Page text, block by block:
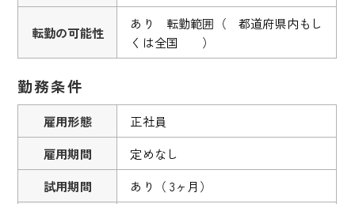
転勤の可能性
あり 転勤範囲（ 都道府県内もし
くは全国 ）
勤務条件
雇用形態
正社員
雇用期間
定めなし
試用期間
あり（ 3ヶ月）